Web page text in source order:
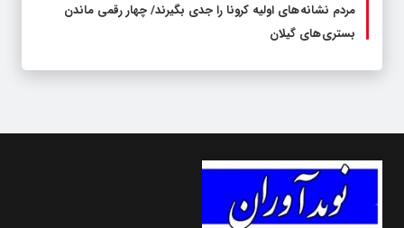
مردم نشانه های اولیه کرونا را جدی بگیرند/ چهار رقمی ماندن
بستری های گیلان